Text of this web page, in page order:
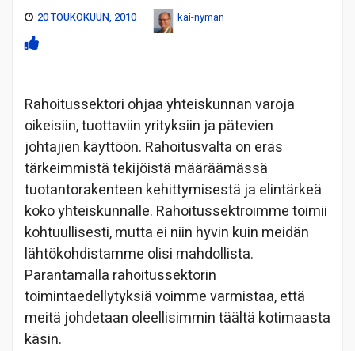
20 TOUKOKUUN, 2010 kai-nyman
Rahoitussektori ohjaa yhteiskunnan varoja
oikeisiin, tuottaviin yrityksiin ja pätevien
johtajien käyttöön. Rahoitusvalta on eräs
tärkeimmistä tekijöistä määräämässä
tuotantorakenteen kehittymisestä ja elintärkeä
koko yhteiskunnalle. Rahoitussektroimme toimii
kohtuullisesti, mutta ei niin hyvin kuin meidän
lähtökohdistamme olisi mahdollista.
Parantamalla rahoitussektorin
toimintaedellytyksiä voimme varmistaa, että
meitä johdetaan oleellisimmin täältä kotimaasta
käsin.